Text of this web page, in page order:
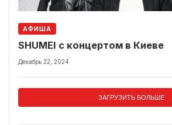
АФИША
SHUMEI с концертом в Киеве
Декабрь 22, 2024
ЗАГРУЗИТЬ БОЛЬШЕ